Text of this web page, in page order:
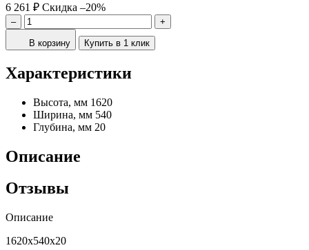
6 261 ₽ Скидка –20%
– +
В корзину Купить в 1 клик
Характеристики
Высота, мм 1620
Ширина, мм 540
Глубина, мм 20
Описание
Отзывы
Описание
1620х540х20